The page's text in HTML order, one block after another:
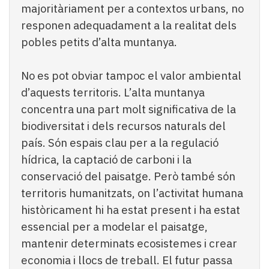
majoritàriament per a contextos urbans, no
responen adequadament a la realitat dels
pobles petits d’alta muntanya.
No es pot obviar tampoc el valor ambiental
d’aquests territoris. L’alta muntanya
concentra una part molt significativa de la
biodiversitat i dels recursos naturals del
país. Són espais clau per a la regulació
hídrica, la captació de carboni i la
conservació del paisatge. Però també són
territoris humanitzats, on l’activitat humana
històricament hi ha estat present i ha estat
essencial per a modelar el paisatge,
mantenir determinats ecosistemes i crear
economia i llocs de treball. El futur passa